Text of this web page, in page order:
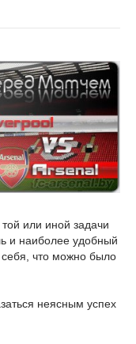
или иной задачи
и наиболее удобный
что можно было
неясным успех